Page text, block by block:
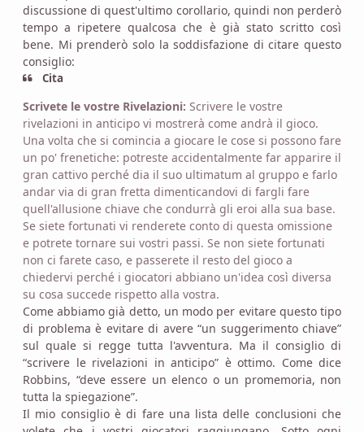
discussione di quest'ultimo corollario, quindi non perderò
tempo a ripetere qualcosa che è già stato scritto così
bene. Mi prenderò solo la soddisfazione di citare questo
consiglio:
Cita
Scrivete le vostre Rivelazioni: Scrivere le vostre
rivelazioni in anticipo vi mostrerà come andrà il gioco.
Una volta che si comincia a giocare le cose si possono fare
un po' frenetiche: potreste accidentalmente far apparire il
gran cattivo perché dia il suo ultimatum al gruppo e farlo
andar via di gran fretta dimenticandovi di fargli fare
quell'allusione chiave che condurrà gli eroi alla sua base.
Se siete fortunati vi renderete conto di questa omissione
e potrete tornare sui vostri passi. Se non siete fortunati
non ci farete caso, e passerete il resto del gioco a
chiedervi perché i giocatori abbiano un'idea così diversa
su cosa succede rispetto alla vostra.
Come abbiamo già detto, un modo per evitare questo tipo
di problema è evitare di avere “un suggerimento chiave”
sul quale si regge tutta l'avventura. Ma il consiglio di
“scrivere le rivelazioni in anticipo” è ottimo. Come dice
Robbins, “deve essere un elenco o un promemoria, non
tutta la spiegazione”.
Il mio consiglio è di fare una lista delle conclusioni che